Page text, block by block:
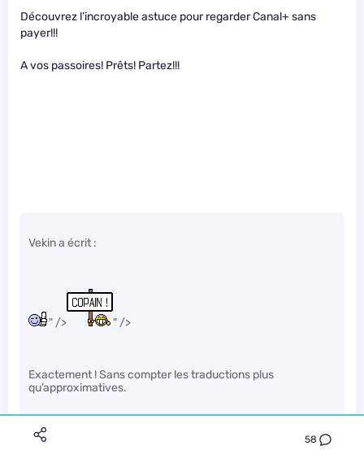
58
Découvrez l’incroyable astuce pour regarder Canal+ sans
payer!!!
A vos passoires! Prêts! Partez!!!
Vekin a écrit :
" /> " />
Exactement ! Sans compter les traductions plus
qu’approximatives.
Tous les commentaires sont toujours pareils : les